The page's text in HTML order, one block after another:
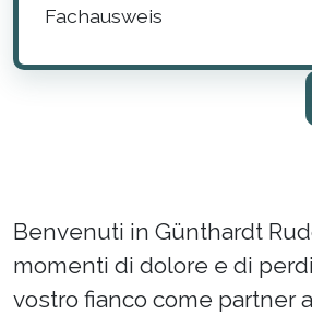
Fachausweis
Benvenuti in Günthardt
momenti di dolore e di
vostro fianco come partner